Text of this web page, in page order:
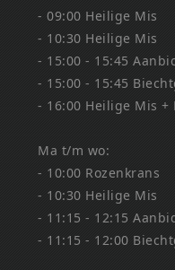
- 09:00 Heilige Mis
- 10:30 Heilige Mis
- 15:00 - 15:45
- 15:00 - 15:45
- 16:00 Heilige Mis +
Ma t/m wo:
- 10:00 Rozenkrans
- 10:30 Heilige Mis
- 11:15 - 12:15
- 11:15 - 12:00